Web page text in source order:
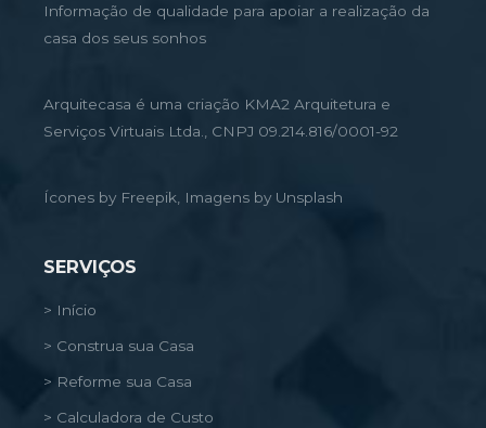
Informação de qualidade para apoiar a realização da
casa dos seus sonhos
Arquitecasa é uma criação KMA2 Arquitetura e
Serviços Virtuais Ltda., CNPJ 09.214.816/0001-92
Ícones by Freepik, Imagens by Unsplash
SERVIÇOS
> Início
> Construa sua Casa
> Reforme sua Casa
> Calculadora de Custo